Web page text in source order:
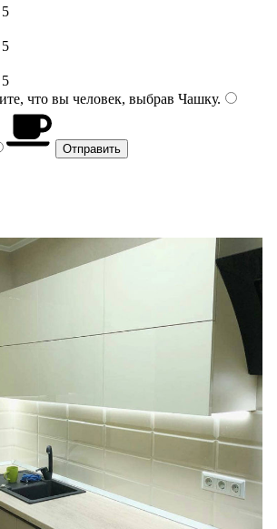
5
5
5
что вы человек, выбрав Чашку.